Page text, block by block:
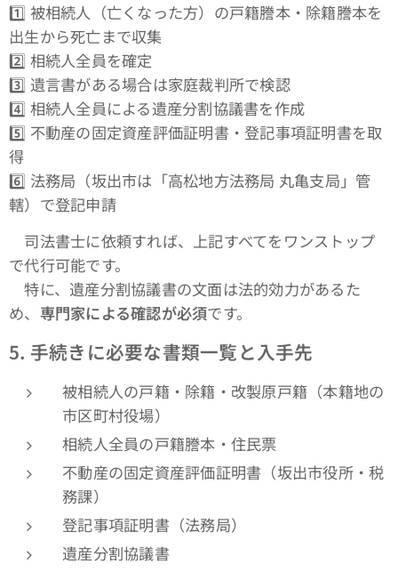
1️⃣ 被相続人（亡くなった方）の戸籍謄本・除籍謄本を
出生から死亡まで収集
2️⃣ 相続人全員を確定
3️⃣ 遺言書がある場合は家庭裁判所で検認
4️⃣ 相続人全員による遺産分割協議書を作成
5️⃣ 不動産の固定資産評価証明書・登記事項証明書を取
得
6️⃣ 法務局（坂出市は「高松地方法務局 丸亀支局」管
轄）で登記申請
司法書士に依頼すれば、上記すべてをワンストップ
で代行可能です。
特に、遺産分割協議書の文面は法的効力があるた
め、 専門家による確認が必須です。
5. 手続きに必要な書類一覧と入手先
被相続人の戸籍・除籍・改製原戸籍（本籍地の
市区町村役場）
相続人全員の戸籍謄本・住民票
不動産の固定資産評価証明書（坂出市役所・税
務課）
登記事項証明書（法務局）
遺産分割協議書